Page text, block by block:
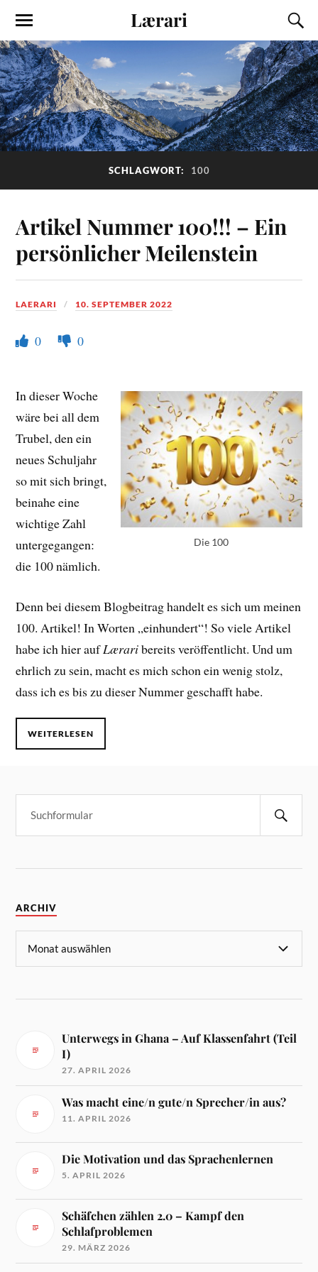
Lærari
SCHLAGWORT: 100
Artikel Nummer 100!!! – Ein
persönlicher Meilenstein
LAERARI 10. SEPTEMBER 2022
0 0
Die 100
In dieser Woche
wäre bei all dem
Trubel, den ein
neues Schuljahr
so mit sich bringt,
beinahe eine
wichtige Zahl
untergegangen:
die 100 nämlich.
Denn bei diesem Blogbeitrag handelt es sich um meinen
100. Artikel! In Worten „einhundert“! So viele Artikel
habe ich hier aufLæraribereits veröffentlicht. Und um
ehrlich zu sein, macht es mich schon ein wenig stolz,
dass ich es bis zu dieser Nummer geschafft habe.
WEITERLESEN
ARCHIV
Unterwegs in Ghana – Auf Klassenfahrt (Teil
I)
27. APRIL 2026
Was macht eine/n gute/n Sprecher/in aus?
11. APRIL 2026
Die Motivation und das Sprachenlernen
5. APRIL 2026
Schäfchen zählen 2.0 – Kampf den
Schlafproblemen
29. MÄRZ 2026